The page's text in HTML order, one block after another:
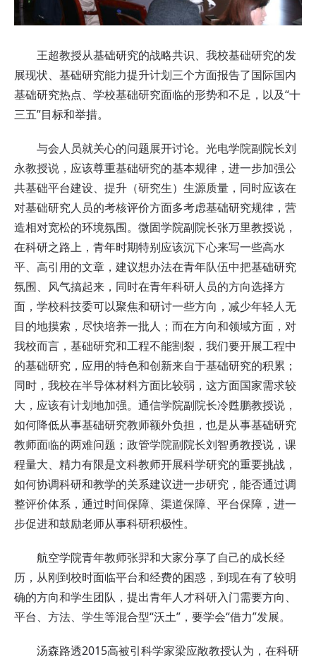
王超教授从基础研究的战略共识、我校基础研究的发
展现状、基础研究能力提升计划三个方面报告了国际国内
基础研究热点、学校基础研究面临的形势和不足，以及“十
三五”目标和举措。
与会人员就关心的问题展开讨论。光电学院副院长刘
永教授说，应该尊重基础研究的基本规律，进一步加强公
共基础平台建设、提升（研究生）生源质量，同时应该在
对基础研究人员的考核评价方面多考虑基础研究规律，营
造相对宽松的环境氛围。微固学院副院长张万里教授说，
在科研之路上，青年时期特别应该沉下心来写一些高水
平、高引用的文章，建议想办法在青年队伍中把基础研究
氛围、风气搞起来，同时在青年科研人员的方向选择方
面，学校科技委可以聚焦和研讨一些方向，减少年轻人无
目的地摸索，尽快培养一批人；而在方向和领域方面，对
我校而言，基础研究和工程不能割裂，我们要开展工程中
的基础研究，应用的特色和创新来自于基础研究的积累；
同时，我校在半导体材料方面比较弱，这方面国家需求较
大，应该有计划地加强。通信学院副院长冷甦鹏教授说，
如何降低从事基础研究教师额外负担，也是从事基础研究
教师面临的两难问题；政管学院副院长刘智勇教授说，课
程量大、精力有限是文科教师开展科学研究的重要挑战，
如何协调科研和教学的关系建议进一步研究，能否通过调
整评价体系，通过时间保障、渠道保障、平台保障，进一
步促进和鼓励老师从事科研积极性。
航空学院青年教师张羿和大家分享了自己的成长经
历，从刚到校时面临平台和经费的困惑，到现在有了较明
确的方向和学生团队，提出青年人才科研入门需要方向、
平台、方法、学生等混合型“沃土”，要学会“借力”发展。
汤森路透2015高被引科学家梁应敞教授认为，在科研